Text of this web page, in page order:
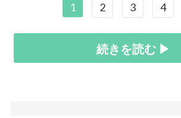
1 2 3 4
続きを読む ▶